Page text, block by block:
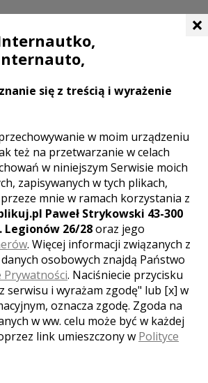
do skorzystania z naszej oferty.
dołączą Państwo do grona naszych
W POBLIŻU
Dobczyce
×
się z treścią i wyrażenie
w moim urządzeniu
też na przetwarzanie w celach
w niniejszym Serwisie moich
zapisywanych w tych plikach,
mnie w ramach korzystania z
Paweł Strykowski 43-300
Legionów 26/28oraz jego
. Więcej informacji związanych z
osobowych znajdą Państwo
Prywatności. Naciśniecie przycisku
serwisu i wyrażam zgodę" lub [x] w
oznacza zgodę. Zgoda na
w ww. celu może być w każdej
link umieszczony w Polityce